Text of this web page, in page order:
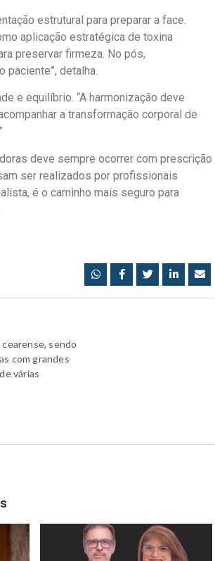
estrutural para preparar a face.
aplicação estratégica de toxina
preservar firmeza. No pós,
paciente”, detalha.
e equilíbrio. “A harmonização deve
a transformação corporal de
deve sempre ocorrer com prescrição
ser realizados por profissionais
é o caminho mais seguro para
sendo
com grandes
várias